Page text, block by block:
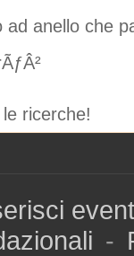
ad anello che
ricerche!
-